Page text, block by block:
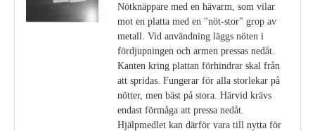
Nötknäppare med en hävarm, som vilar
mot en platta med en "nöt-stor" grop av
metall. Vid användning läggs nöten i
fördjupningen och armen pressas nedåt.
Kanten kring plattan förhindrar skal från
att spridas. Fungerar för alla storlekar på
nötter, men bäst på stora. Härvid krävs
endast förmåga att pressa nedåt.
Hjälpmedlet kan därför vara till nytta för